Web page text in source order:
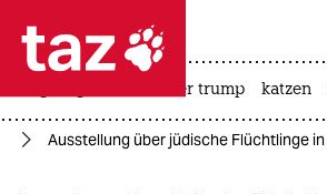
 taz zahl ich
taz zahl ich
usa unter trump katzen
Ausstellung über jüdische Flüchtlinge